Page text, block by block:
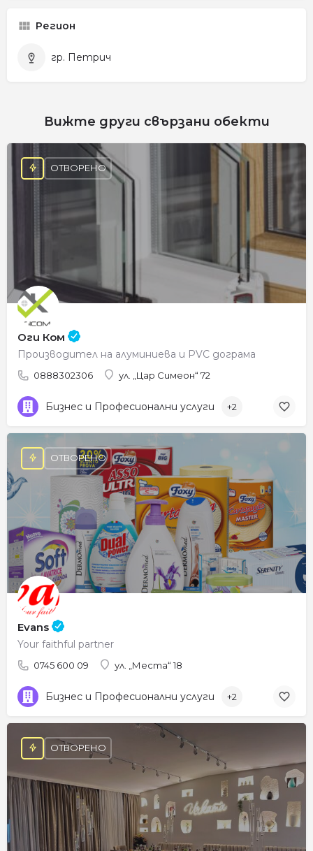
Регион
гр. Петрич
Вижте други свързани обекти
Оги Ком
Производител на алуминиева и PVC дограма
0888302306 ул. „Цар Симеон“ 72
ОТВОРЕНО
Бизнес и Професионални услуги +2
Evans
Your faithful partner
0745 600 09 ул. „Места“ 18
ОТВОРЕНО
Бизнес и Професионални услуги +2
ОТВОРЕНО